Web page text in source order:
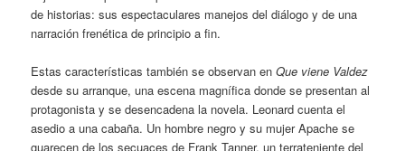
de historias: sus espectaculares manejos del diálogo y de una
narración frenética de principio a fin.
Estas características también se observan enQue viene Valdez
desde su arranque, una escena magnífica donde se presentan al
protagonista y se desencadena la novela. Leonard cuenta el
asedio a una cabaña. Un hombre negro y su mujer Apache se
guarecen de los secuaces de Frank Tanner, un terrateniente del